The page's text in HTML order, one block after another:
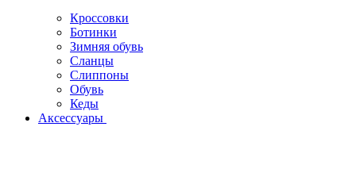
Кроссовки
Ботинки
Зимняя обувь
Сланцы
Слиппоны
Обувь
Кеды
Аксессуары